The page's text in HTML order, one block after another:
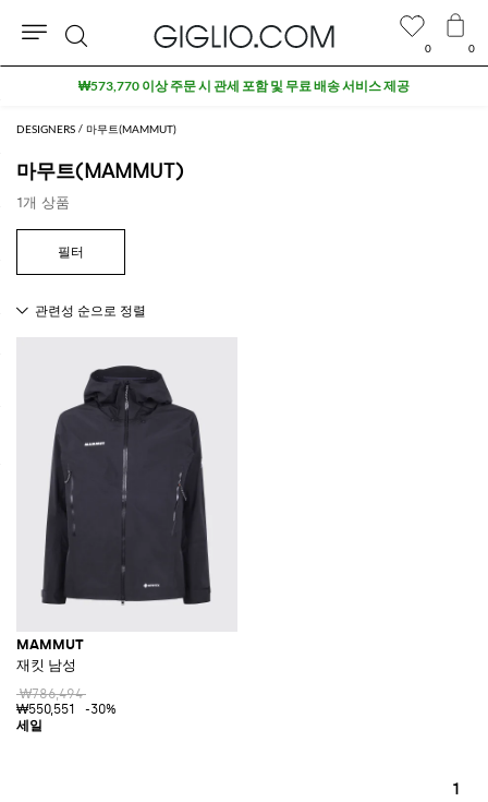
DESIGNERS 마무트(MAMMUT)
마무트(MAMMUT)
1개 상품
MAMMUT
재킷 남성
₩786,494
₩550,551
-30%
1
0 0
검
색
₩573,770 이상 주문 시 관세 포함 및 무료 배송 서비스 제공